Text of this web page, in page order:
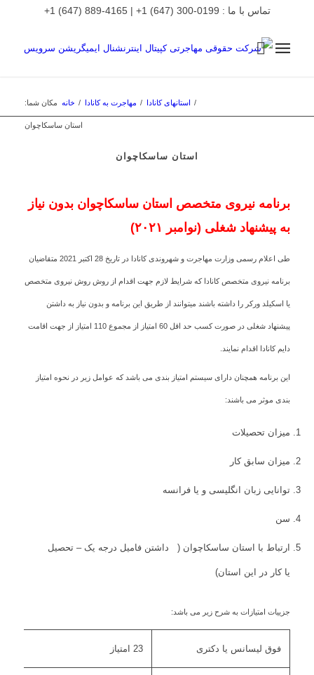
تماس با ما : 0199-300 (647) 1+ | 4165-889 (647) 1+
مکان شما: خانه / مهاجرت به کانادا / استانهای کانادا /
استان ساسکاچوان
استان ساسکاچوان
برنامه نیروی متخصص استان ساسکاچوان بدون نیاز
به پیشنهاد شغلی (نوامبر ۲۰۲۱)
طی اعلام رسمی وزارت مهاجرت و شهروندی کانادا در تاریخ 28 اکتبر 2021 متقاضیان
برنامه نیروی متخصص کانادا که شرایط لازم جهت اقدام از روش روش نیروی متخصص
یا اسکیلد ورکر را داشته باشند میتوانند از طریق این برنامه و بدون نیاز به داشتن
پیشنهاد شغلی در صورت کسب حد اقل 60 امتیاز از مجموع 110 امتیاز از جهت اقامت
دایم کانادا اقدام نمایند.
این برنامه همچنان دارای سیستم امتیاز بندی می باشد که عوامل زیر در نحوه امتیاز
بندی موثر می باشند:
میزان تحصیلات
میزان سابق کار
توانایی زبان انگلیسی و یا فرانسه
سن
ارتباط با استان ساسکاچوان ( داشتن فامیل درجه یک – تحصیل
یا کار در این استان)
جزییات امتیازات به شرح زیر می باشد:
فوق لیسانس یا دکتری 23 امتیاز